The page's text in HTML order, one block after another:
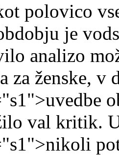
polovico
je
analizo
za ženske, v
val kritik.